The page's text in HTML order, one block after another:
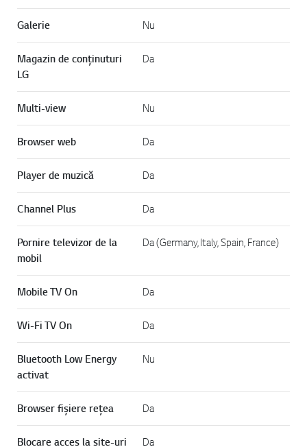
Galerie Nu
Magazin de conținuturi
LG
Da
Multi-view Nu
Browser web Da
Player de muzică Da
Channel Plus Da
Pornire televizor de la
mobil
Da (Germany, Italy, Spain, France)
Mobile TV On Da
Wi-Fi TV On Da
Bluetooth Low Energy
activat
Nu
Browser fișiere rețea Da
Blocare acces la site-uri Da